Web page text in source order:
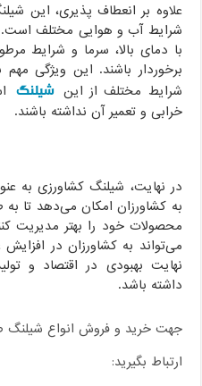
علاوه بر انعطاف پذیری، این
شرایط آب و هوایی مختلف است.
با دمای بالا، سرما و شرایط
برخوردار باشند. این ویژگی
شرایط مختلف از این شیلنگ
خرابی و تعمیر آن نداشته باشند.
در نهایت، شیلنگ کشاورزی به
به کشاورزان امکان می‌دهد تا به
محصولات خود را بهتر مدیریت
می‌تواند به کشاورزان در
نهایت بهبودی در اقتصاد و
داشته باشد.
جهت خرید و فروش انواع شیلنگ
ارتباط بگیرید: